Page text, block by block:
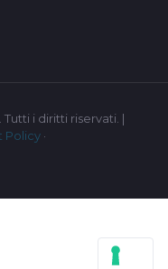
i diritti riservati. |
Policy·